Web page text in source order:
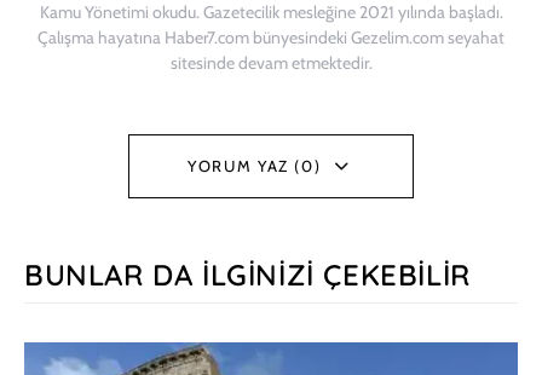
Kamu Yönetimi okudu. Gazetecilik mesleğine 2021 yılında başladı.
Çalışma hayatına Haber7.com bünyesindeki Gezelim.com seyahat
sitesinde devam etmektedir.
YORUM YAZ (0)
BUNLAR DA İLGINIZI ÇEKEBILIR